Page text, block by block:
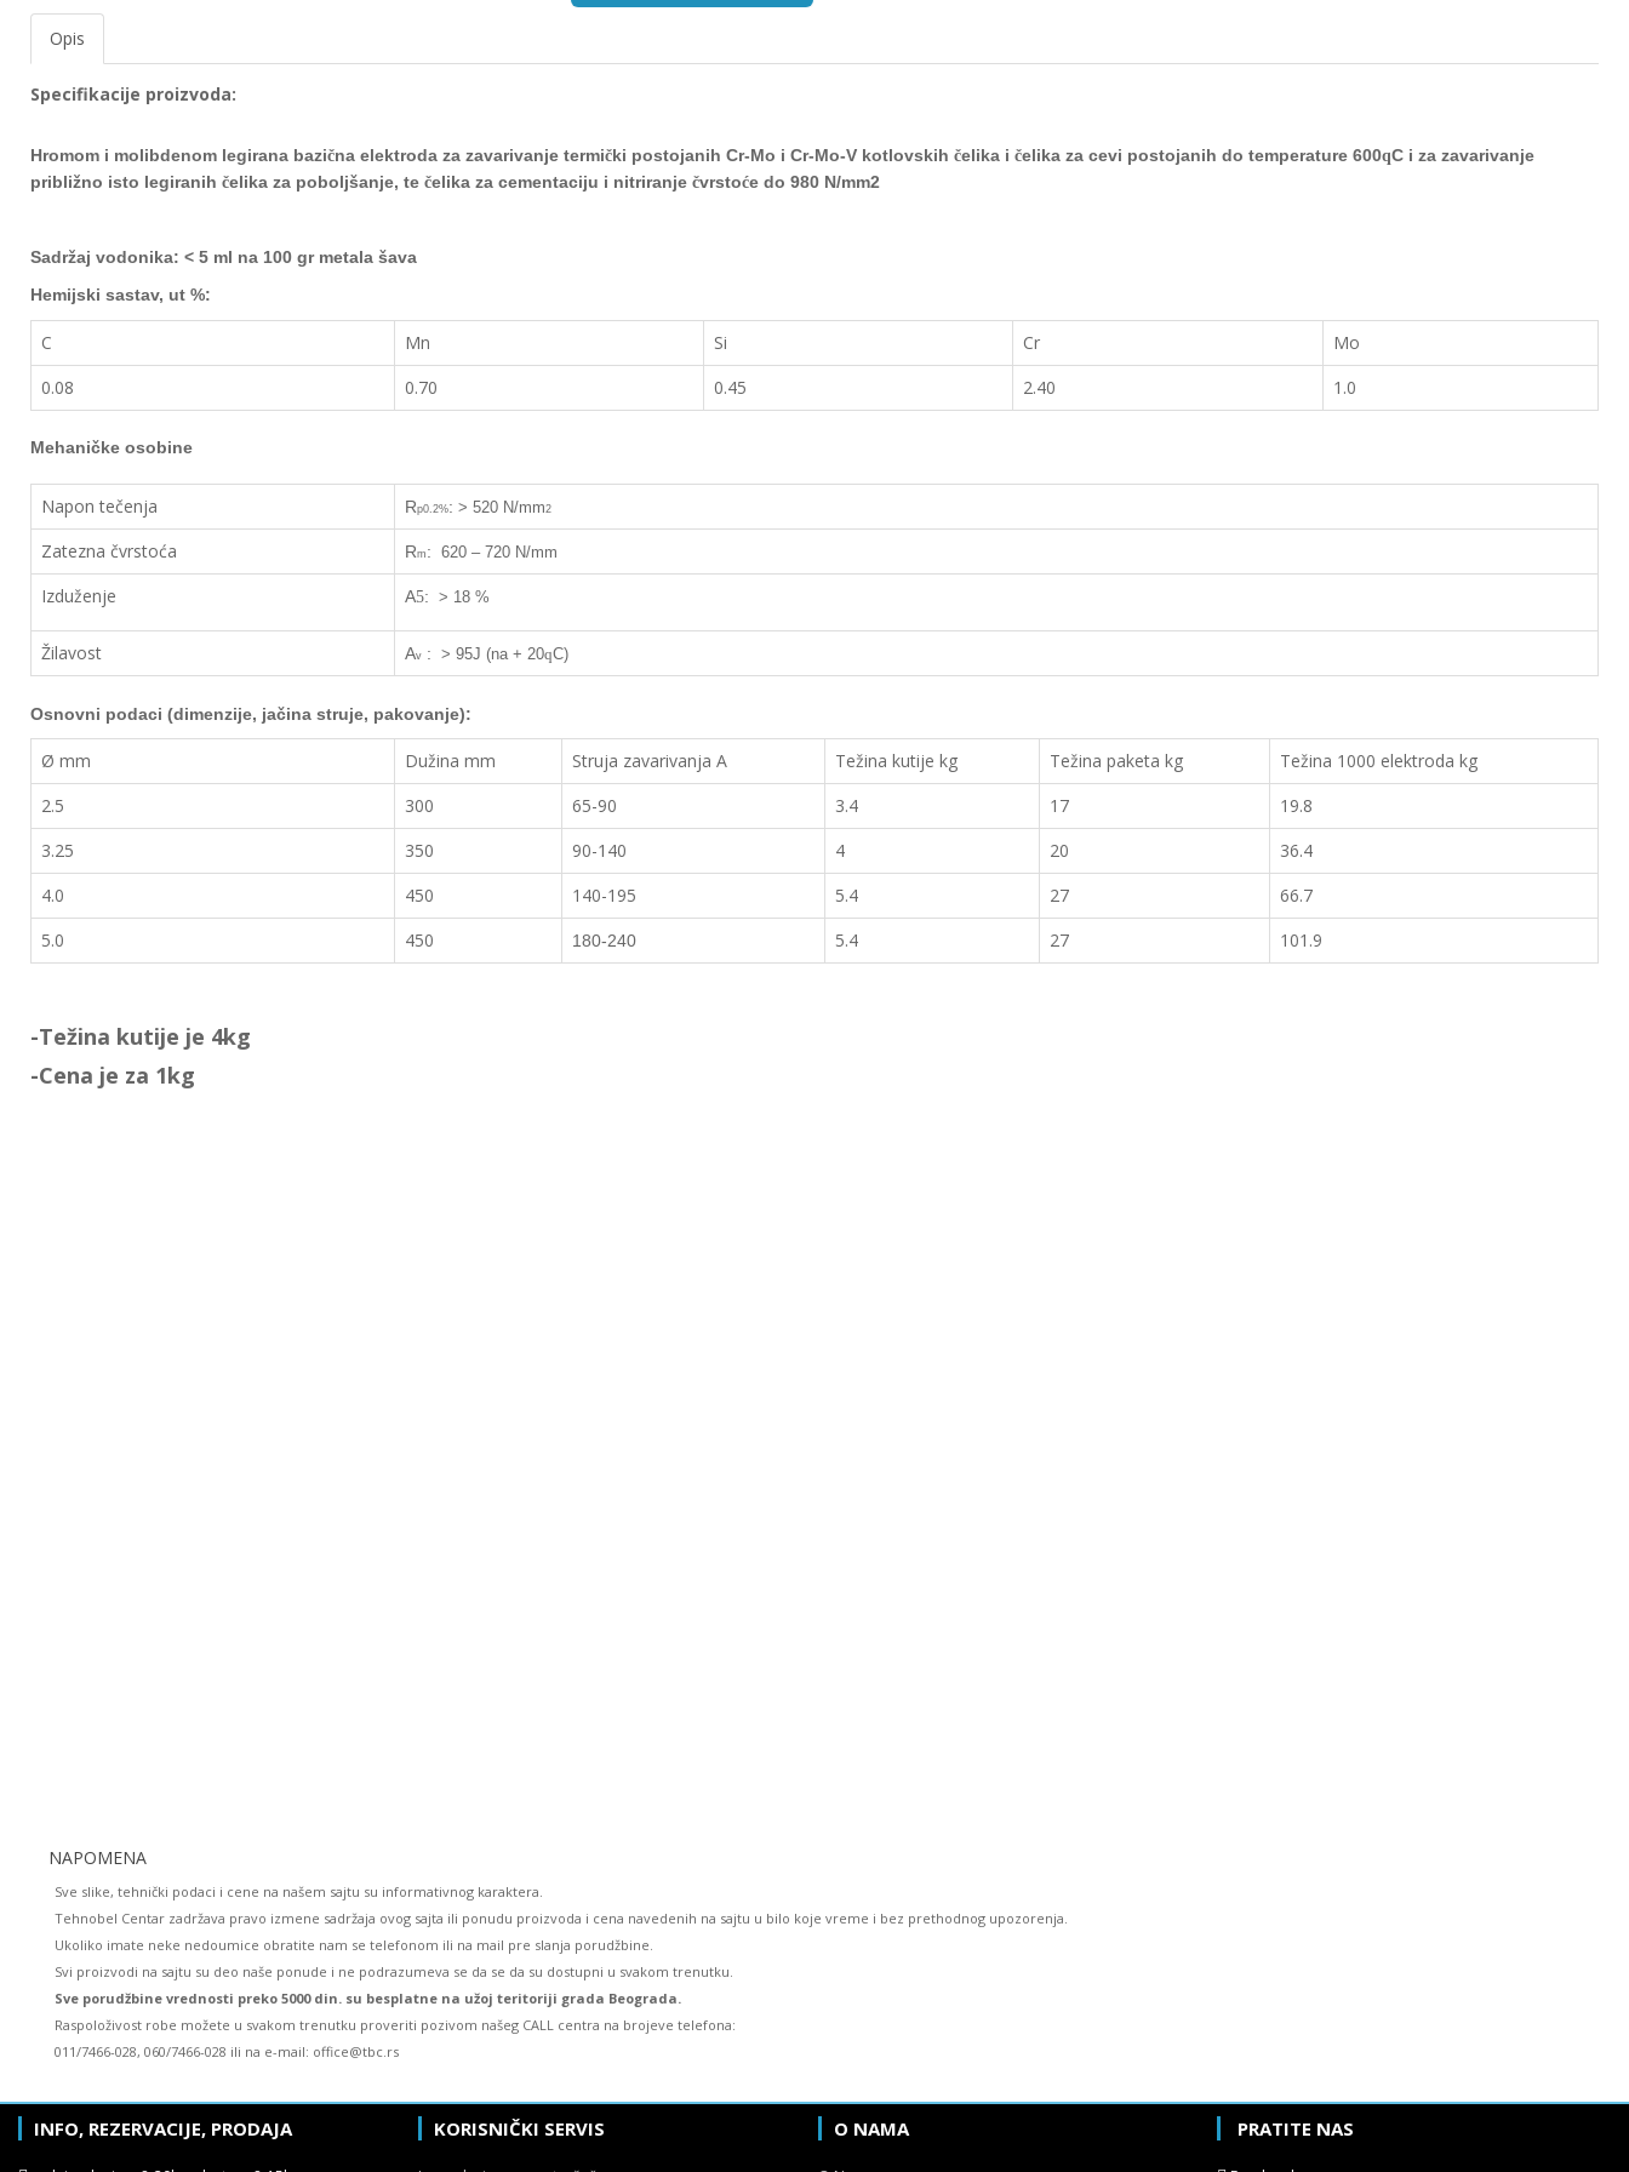
EWM
aparati
zavarivanje
Prenosni
računari
za
zavarivanje
Alati
radionica
Opis
Specifikacije proizvoda:
Hromom i molibdenom legirana bazična elektroda za zavarivanje termički postojanih Cr-Mo i Cr-Mo-V kotlovskih čelika i čelika za cevi postojanih do temperature 600qC i za zavarivanje
približno isto legiranih čelika za poboljšanje, te čelika za cementaciju i nitriranje čvrstoće do 980 N/mm2
Sadržaj vodonika: < 5 ml na 100 gr metala šava
Hemijski sastav, ut %:
C Mn Si Cr
Mo
0.08
0.70 0.45 2.40 1.0
Mehaničke osobine
Napon tečenja Rp0.2%: > 520 N/mm2
Zatezna čvrstoća Rm: 620 – 720 N/mm
Izduženje A5: > 18 %
Žilavost Av : > 95J (na + 20qC)
Osnovni podaci (dimenzije, jačina struje, pakovanje):
Ø mm Dužina mm Struja zavarivanja A Težina kutije kg Težina paketa kg
Težina 1000 elektroda kg
2.5
300 65-90 3.4 17
19.8
3.25
350 90-140 4 20
36.4
4.0
450 140-195 5.4 27
66.7
5.0
450 180-240 5.4 27 101.9
-Težina kutije je 4kg
-Cena je za 1kg
NAPOMENA
Sve slike, tehnički podaci i cene na našem sajtu su informativnog karaktera.
Tehnobel Centar zadržava pravo izmene sadržaja ovog sajta ili ponudu proizvoda i cena navedenih na sajtu u bilo koje vreme i bez prethodnog upozorenja.
Ukoliko imate neke nedoumice obratite nam se telefonom ili na mail pre slanja porudžbine.
Svi proizvodi na sajtu su deo naše ponude i ne podrazumeva se da se da su dostupni u svakom trenutku.
Sve porudžbine vrednosti preko 5000 din. su besplatne na užoj teritoriji grada Beograda.
Raspoloživost robe možete u svakom trenutku proveriti pozivom našeg CALL centra na brojeve telefona:
011/7466-028, 060/7466-028 ili na e-mail: office@tbc.rs
INFO, REZERVACIJE, PRODAJA KORISNIČKI SERVIS O NAMA PRATITE NAS